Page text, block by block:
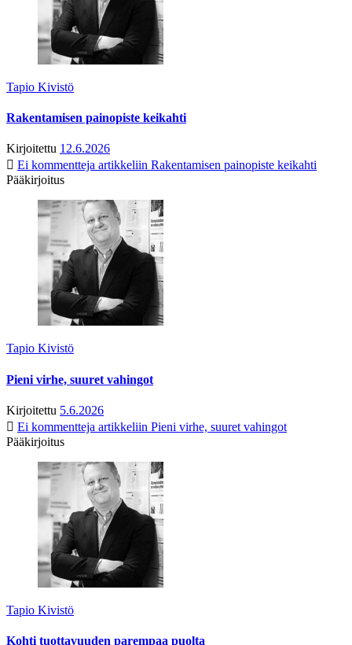
Tapio Kivistö
Rakentamisen painopiste keikahti
Kirjoitettu 12.6.2026
Ei kommentteja artikkeliin Rakentamisen painopiste keikahti
Pääkirjoitus
Tapio Kivistö
Pieni virhe, suuret vahingot
Kirjoitettu 5.6.2026
Ei kommentteja artikkeliin Pieni virhe, suuret vahingot
Pääkirjoitus
Tapio Kivistö
Kohti tuottavuuden parempaa puolta